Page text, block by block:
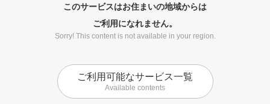
このサービスはお住まいの地域からは
ご利用になれません。
Sorry! This content is not available in your region.
ご利用可能なサービス一覧
Available contents